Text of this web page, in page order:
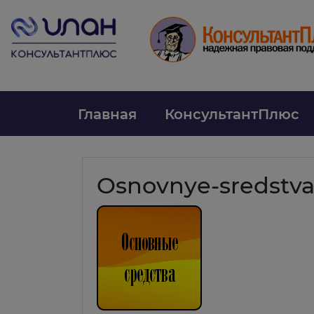
Главная КонсультантПлюс
Osnovnye-sredstva